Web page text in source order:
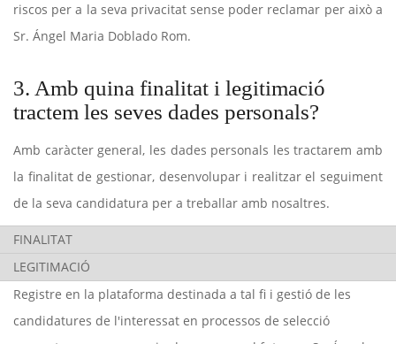
riscos per a la seva privacitat sense poder reclamar per això a
Sr. Ángel Maria Doblado Rom.
3. Amb quina finalitat i legitimació
tractem les seves dades personals?
Amb caràcter general, les dades personals les tractarem amb
la finalitat de gestionar, desenvolupar i realitzar el seguiment
de la seva candidatura per a treballar amb nosaltres.
FINALITAT
LEGITIMACIÓ
Registre en la plataforma destinada a tal fi i gestió de les
candidatures de l'interessat en processos de selecció